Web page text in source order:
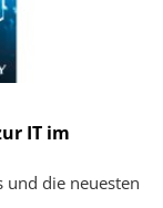
IT im
und die neuesten